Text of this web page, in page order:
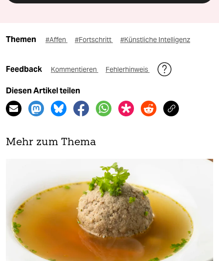
Themen #Affen #Fortschritt #Künstliche Intelligenz
Feedback Kommentieren Fehlerhinweis
Diesen Artikel teilen
Mehr zum Thema